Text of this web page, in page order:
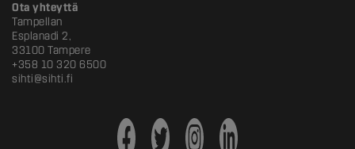
Ota yhteyttä
Tampellan
Esplanadi 2,
33100 Tampere
+358 10 320 6500
sihti@sihti.fi